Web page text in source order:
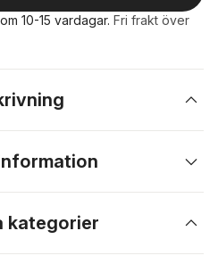
10-15 vardagar. Fri frakt över
kategorier